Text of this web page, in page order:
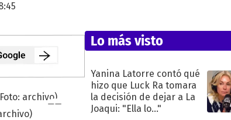
Lo más visto
Yanina Latorre contó qué
hizo que Luck Ra tomara
la decisión de dejar a La
Joaqui: "Ella lo..."